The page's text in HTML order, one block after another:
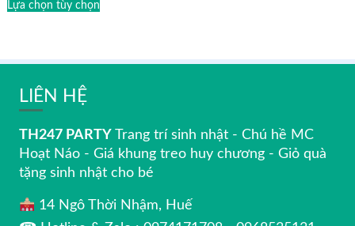
10.000 ₫.
là:
Lựa chọn tùy chọn
LIÊN HỆ
TH247 PARTY Trang trí sinh nhật - Chú hề MC
Hoạt Náo - Giá khung treo huy chương - Giỏ quà
tặng sinh nhật cho bé
14 Ngô Thời Nhậm, Huế